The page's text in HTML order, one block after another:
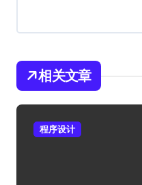
相关文章
程序设计